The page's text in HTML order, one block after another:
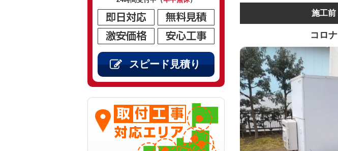
施工前
コロナ
スピード見積り